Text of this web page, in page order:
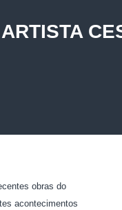
obras do
acontecimentos